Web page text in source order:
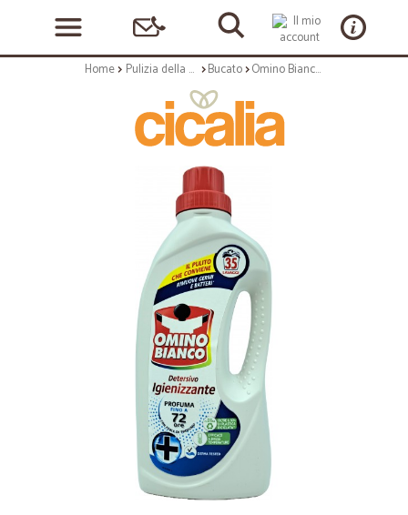
Home Pulizia della casa Bucato Omino Bianco Detersivo Lavatrice igienizzante 35 Lavaggi 1400 ml